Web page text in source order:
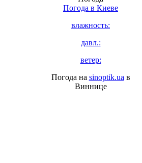
Погода в Киеве
влажность:
давл.:
ветер:
Погода на sinoptik.ua в
Виннице